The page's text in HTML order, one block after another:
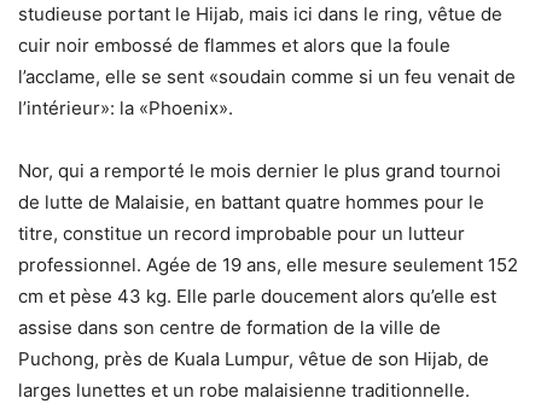
studieuse portant le Hijab, mais ici dans le ring, vêtue de
cuir noir embossé de flammes et alors que la foule
l’acclame, elle se sent «soudain comme si un feu venait de
l’intérieur»: la «Phoenix».
Nor, qui a remporté le mois dernier le plus grand tournoi
de lutte de Malaisie, en battant quatre hommes pour le
titre, constitue un record improbable pour un lutteur
professionnel. Agée de 19 ans, elle mesure seulement 152
cm et pèse 43 kg. Elle parle doucement alors qu’elle est
assise dans son centre de formation de la ville de
Puchong, près de Kuala Lumpur, vêtue de son Hijab, de
larges lunettes et un robe malaisienne traditionnelle.